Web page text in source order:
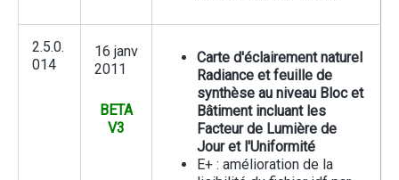
2.5.0.
014
16 janv
2011
BETA
V3
Carte d'éclairement naturel
Radiance et feuille de
synthèse au niveau Bloc et
Bâtiment incluant les
Facteur de Lumière de
Jour et l'Uniformité
E+ : amélioration de la